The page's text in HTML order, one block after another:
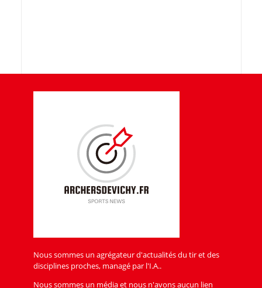
Nous sommes un agrégateur d'actualités du tir et des
disciplines proches, managé par l'I.A..
Nous sommes un média et nous n'avons aucun lien